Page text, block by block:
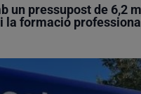
un pressupost de 6,2
la formació